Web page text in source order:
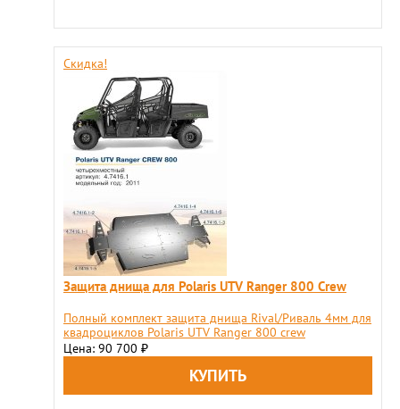
Скидка!
Защита днища для Polaris UTV Ranger 800 Crew
Полный комплект защита днища Rival/Риваль 4мм для
квадроциклов Polaris UTV Ranger 800 crew
Цена: 90 700 ₽